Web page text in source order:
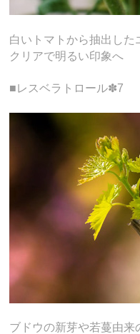
白いトマトから抽出した
クリアで明るい印象へ
■レスベラトロール✽7
ブドウの新芽や若蔓由来